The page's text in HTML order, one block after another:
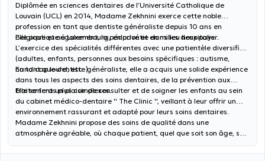
Diplômée en sciences dentaires de l’Université Catholique de
Louvain (UCL) en 2014, Madame Zekhnini exerce cette noble
profession en tant que dentiste généraliste depuis 10 ans en
Belgique et au Luxembourg, en privé et en milieu hospitalier.
Elle pratique également, la pédodontie dans les deux pays.
L’exercice des spécialités différentes avec une patientèle diversifiée
(adultes, enfants, personnes aux besoins spécifiques : autisme,
handicap lourd, etc. )
En tant que dentiste généraliste, elle a acquis une solide expérience
dans tous les aspects des soins dentaires, de la prévention aux
traitements plus complexes.
Elle se fera un plaisir de consulter et de soigner les enfants au sein
du cabinet médico-dentaire '' The Clinic '', veillant à leur offrir un
environnement rassurant et adapté pour leurs soins dentaires.
Madame Zekhnini propose des soins de qualité dans une
atmosphère agréable, où chaque patient, quel que soit son âge, se